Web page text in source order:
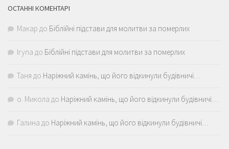
ОСТАННІ КОМЕНТАРІ
Макар до Біблійні підстави для молитви за померлих
Iryna до Біблійні підстави для молитви за померлих
Таня до Наріжний камінь, що його відкинули будівничі…
о. Микола до Наріжний камінь, що його відкинули будівничі…
Галина до Наріжний камінь, що його відкинули будівничі…